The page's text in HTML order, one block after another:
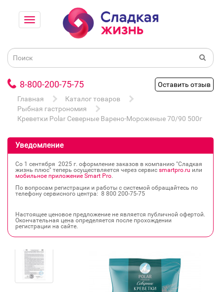
8-800-200-75-75
Оставить отзыв
Главная
Каталог товаров
Рыбная гастрономия
Креветки Polar Северные Варено-Мороженые 70/90 500г
Уведомление
Со 1 сентября 2025 г. оформление заказов в компанию "Сладкая
жизнь плюс" теперь осуществляется через сервис smartpro.ru или
мобильное приложение Smart Pro.
По вопросам регистрации и работы с системой обращайтесь по
телефону сервисного центра: 8 800 200‐75‐75
Настоящее ценовое предложение не является публичной офертой.
Окончательная цена определяется после прохождении
регистрации на сайте.